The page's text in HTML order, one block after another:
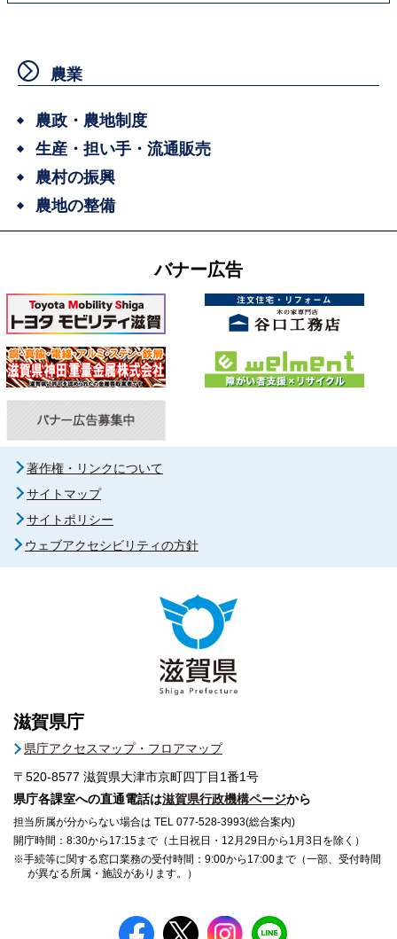
農業
農政・農地制度
生産・担い手・流通販売
農村の振興
農地の整備
バナー広告
著作権・リンクについて
サイトマップ
サイトポリシー
ウェブアクセシビリティの方針
滋賀県庁
県庁アクセスマップ・フロアマップ
〒520-8577 滋賀県大津市京町四丁目1番1号
県庁各課室への直通電話は滋賀県行政機構ページから
担当所属が分からない場合は TEL 077-528-3993(総合案内)
開庁時間：8:30から17:15まで（土日祝日・12月29日から1月3日を除く）
※手続等に関する窓口業務の受付時間：9:00から17:00まで（一部、受付時間
が異なる所属・施設があります。）